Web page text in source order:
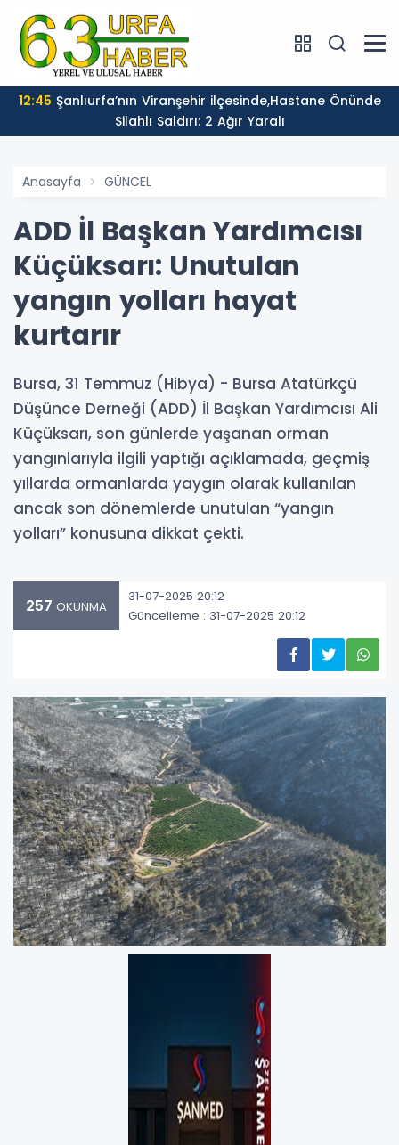
12:45
Silahlı Saldırı: 2 Ağır Yaralı
Anasayfa GÜNCEL
ADD İl Başkan Yardımcısı
Küçüksarı: Unutulan
yangın yolları hayat
kurtarır
Bursa, 31 Temmuz (Hibya) - Bursa Atatürkçü
Düşünce Derneği (ADD) İl Başkan Yardımcısı Ali
Küçüksarı, son günlerde yaşanan orman
yangınlarıyla ilgili yaptığı açıklamada, geçmiş
yıllarda ormanlarda yaygın olarak kullanılan
ancak son dönemlerde unutulan “yangın
yolları” konusuna dikkat çekti.
257 OKUNMA
31-07-2025 20:12
Güncelleme : 31-07-2025 20:12